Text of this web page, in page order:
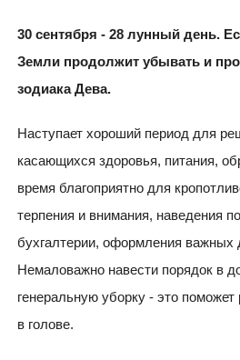
30 сентября - 28 лунный день.
Земли продолжит убывать и
зодиака Дева.
Наступает хороший период для
касающихся здоровья, питания,
время благоприятно для
терпения и внимания, наведения
бухгалтерии, оформления важных
Немаловажно навести порядок в
генеральную уборку - это
в голове.